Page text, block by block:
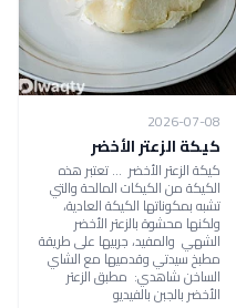
2026-07-08
كيكة الزعتر الأخضر
كيكة الزعتر الأخضر ... تعتبر هذه
الكيكة من الكيكات المالحة والتي
تشبه بمكوناتها الكيكة العادية،
ولكنها محشوة بالزعتر الأخضر
الشهي والمفيد، جربيها على طريقة
مطبخ سيدتي وقدميها مع الشاي
الساخن شاهدي: مطبق الزعتر
الأخضر بالجبن بالفيديو